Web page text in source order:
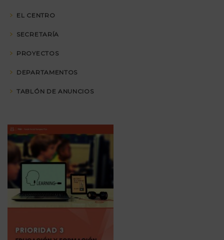
EL CENTRO
SECRETARÍA
PROYECTOS
DEPARTAMENTOS
TABLÓN DE ANUNCIOS